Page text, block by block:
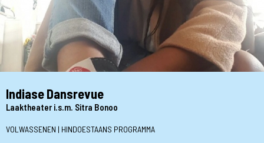
Indiase Dansrevue
Laaktheater i.s.m. Sitra Bonoo
VOLWASSENEN | HINDOESTAANS PROGRAMMA